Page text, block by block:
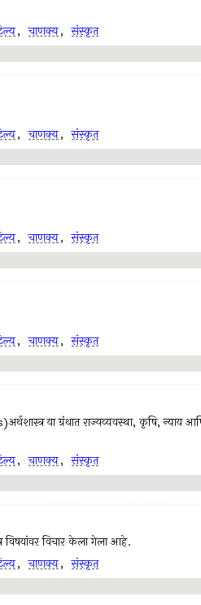
, चाणक्य, संस्कृत
, चाणक्य, संस्कृत
, चाणक्य, संस्कृत
, चाणक्य, संस्कृत
या ग्रंथात राज्यव्यवस्था, कृषि, न्याय आणि
, चाणक्य, संस्कृत
विषयांवर विचार केला गेला आहे.
, चाणक्य, संस्कृत